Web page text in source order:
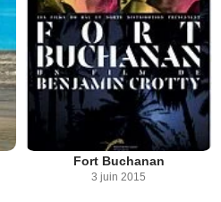
Fort Buchanan
3 juin 2015